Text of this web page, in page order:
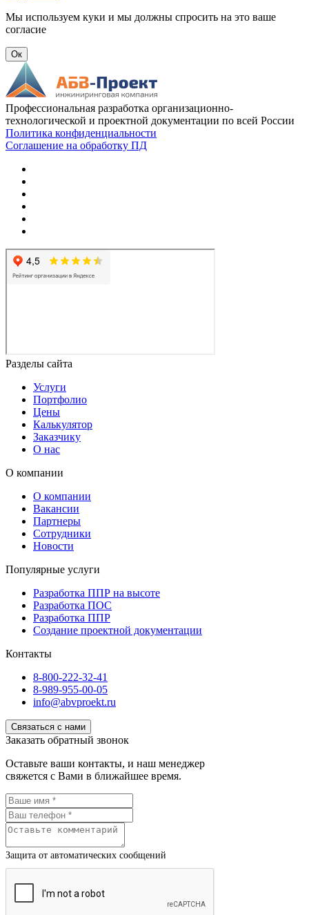
Мы используем куки и мы должны спросить на это ваше
согласие
Ок
Профессиональная разработка организационно-
технологической и проектной документации по всей России
Политика конфиденциальности
Соглашение на обработку ПД
Разделы сайта
Услуги
Портфолио
Цены
Калькулятор
Заказчику
О нас
О компании
О компании
Вакансии
Партнеры
Сотрудники
Новости
Популярные услуги
Разработка ППР на высоте
Разработка ПОС
Разработка ППР
Создание проектной документации
Контакты
8-800-222-32-41
8-989-955-00-05
info@abvproekt.ru
Связаться с нами
Заказать обратный звонок
Оставьте ваши контакты, и наш менеджер
свяжется с Вами в ближайшее время.
Защита от автоматических сообщений